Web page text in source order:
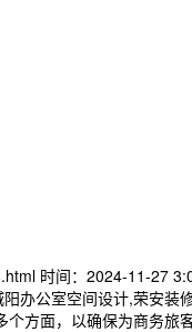
时间：2024-11-27
办公室空间设计,荣安装
方面，以确保为商务